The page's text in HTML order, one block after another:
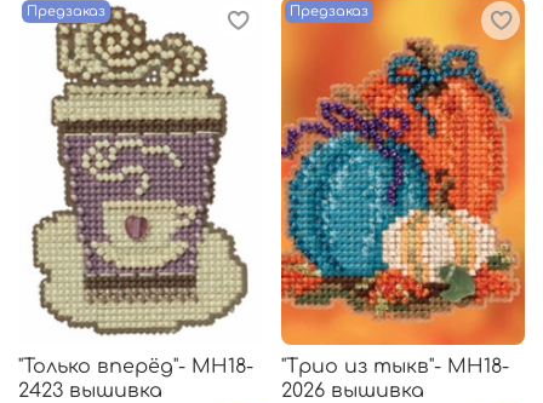
Предзаказ
"Только вперёд"- МH18-
2423 вышивка
Предзаказ
"Трио из тыкв"- МH18-
2026 вышивка